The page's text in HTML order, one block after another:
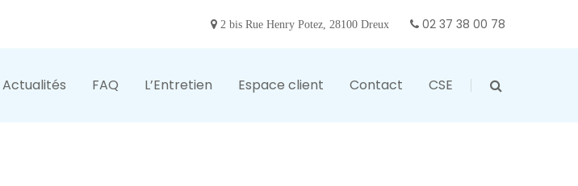
2 bis Rue Henry Potez, 28100 Dreux 02 37 38 00 78
Actualités FAQ L’Entretien Espace client Contact CSE